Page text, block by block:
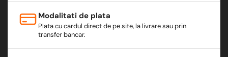
Modalitati de plata
Plata cu cardul direct de pe site, la livrare sau prin
transfer bancar.